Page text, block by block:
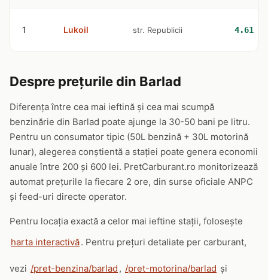
1 Lukoil str. Republicii 4.61
Despre prețurile din Barlad
Diferența între cea mai ieftină și cea mai scumpă
benzinărie din Barlad poate ajunge la 30-50 bani pe litru.
Pentru un consumator tipic (50L benzină + 30L motorină
lunar), alegerea conștientă a stației poate genera economii
anuale între 200 și 600 lei. PretCarburant.ro monitorizează
automat prețurile la fiecare 2 ore, din surse oficiale ANPC
și feed-uri directe operator.
Pentru locația exactă a celor mai ieftine stații, folosește
harta interactivă. Pentru prețuri detaliate per carburant,
vezi /pret-benzina/barlad , /pret-motorina/barlad și